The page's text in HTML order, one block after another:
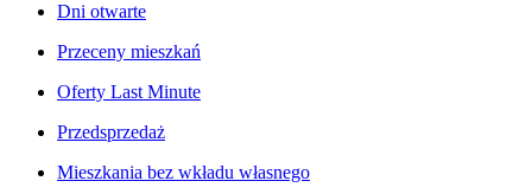
Dni otwarte
Przeceny mieszkań
Oferty Last Minute
Przedsprzedaż
Mieszkania bez wkładu własnego